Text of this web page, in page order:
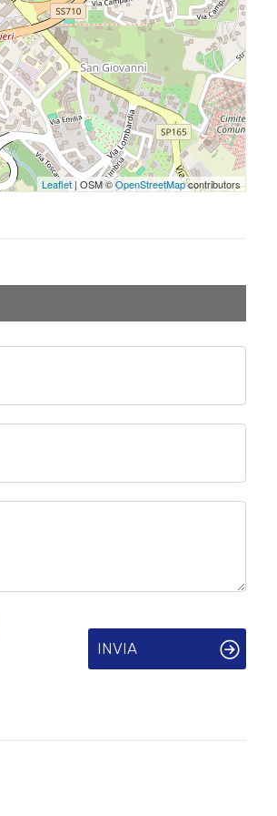
Leaflet | OSM ©OpenStreetMapcontributors
INVIA